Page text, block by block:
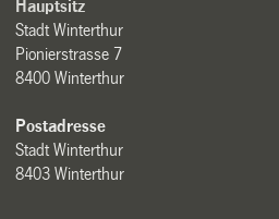
Hauptsitz
Stadt Winterthur
Pionierstrasse 7
8400 Winterthur
Postadresse
Stadt Winterthur
8403 Winterthur